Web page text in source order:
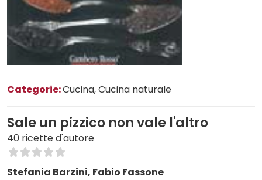
Categorie:Cucina, Cucina naturale
Sale un pizzico non vale l'altro
40 ricette d'autore
Stefania Barzini, Fabio Fassone